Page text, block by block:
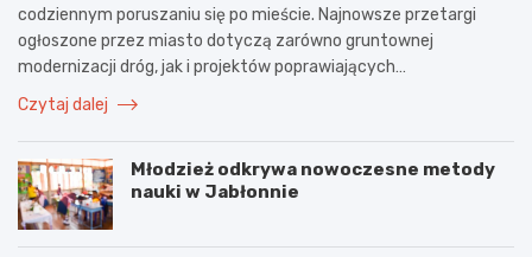
codziennym poruszaniu się po mieście. Najnowsze przetargi
ogłoszone przez miasto dotyczą zarówno gruntownej
modernizacji dróg, jak i projektów poprawiających…
Czytaj dalej
Młodzież odkrywa nowoczesne metody
nauki w Jabłonnie